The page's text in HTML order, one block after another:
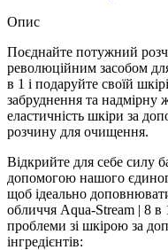
Опис
Поєднайте потужний
революційним засобом
в 1 і подаруйте своїй
забруднення та надмірну
еластичність шкіри за
розчину для очищення.
Відкрийте для себе силу
допомогою нашого
щоб ідеально
обличчя Aqua-Stream | 8 в
проблеми зі шкірою за
інгредієнтів: